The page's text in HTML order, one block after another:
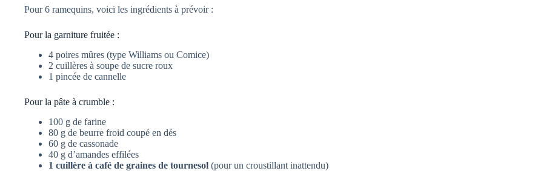
Pour 6 ramequins, voici les ingrédients à prévoir :
Pour la garniture fruitée :
4 poires mûres (type Williams ou Comice)
2 cuillères à soupe de sucre roux
1 pincée de cannelle
Pour la pâte à crumble :
100 g de farine
80 g de beurre froid coupé en dés
60 g de cassonade
40 g d’amandes effilées
1 cuillère à café de graines de tournesol (pour un croustillant inattendu)